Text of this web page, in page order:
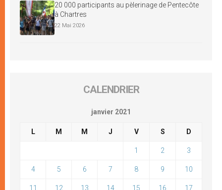
20 000 participants au pèlerinage de Pentecôte
à Chartres
22 Mai 2026
CALENDRIER
janvier 2021
L M M J V S D
1 2 3
4 5 6 7 8 9 10
11 12 13 14 15 16 17